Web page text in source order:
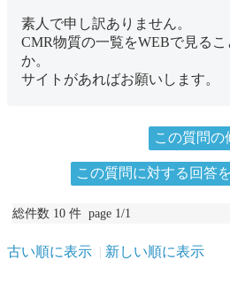
素人で申し訳ありません。
CMR物質の一覧をWEBで見るこ
か。
サイトがあればお願いします。
この質問の
この質問に対する回答
総件数 10 件 page 1/1
古い順に表示 新しい順に表示